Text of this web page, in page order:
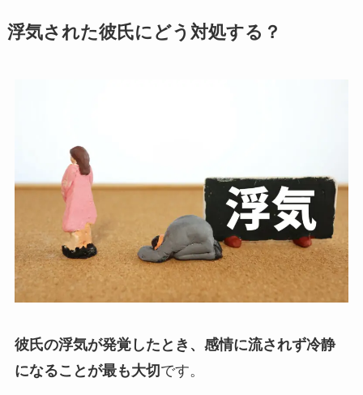
浮気された彼氏にどう対処する？
彼氏の浮気が発覚したとき、感情に流されず冷静
になることが最も大切です。